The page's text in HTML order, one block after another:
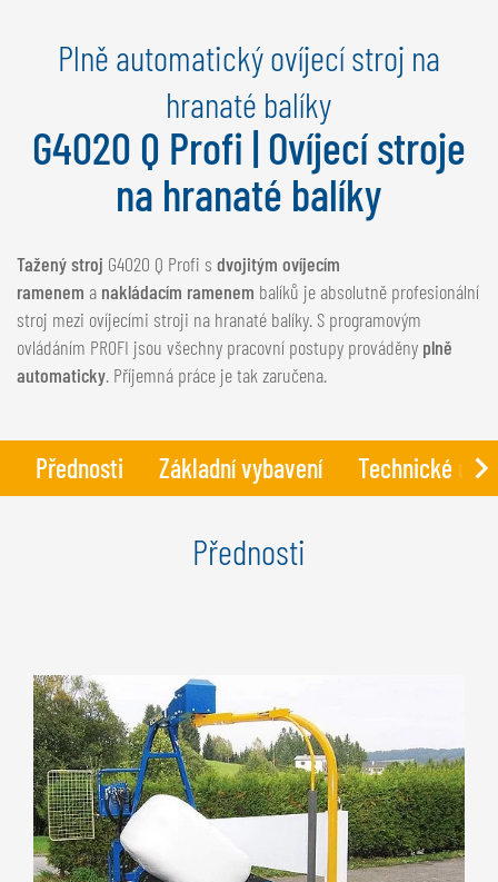
FRANÇAIS
ŠVÝCARSKO
GÖWEIL Schweiz
FRANÇAIS
Plně automatický ovíjecí stroj na
hranaté balíky
G4020 Q Profi | Ovíjecí stroje
na hranaté balíky
Tažený stroj G4020 Q Profi s dvojitým ovíjecím
ramenem a nakládacím ramenem balíků je absolutně profesionální
stroj mezi ovíjecími stroji na hranaté balíky. S programovým
ovládáním PROFI jsou všechny pracovní postupy prováděny plně
automaticky. Příjemná práce je tak zaručena.
Přednosti Základní vybavení Technické
Přednosti